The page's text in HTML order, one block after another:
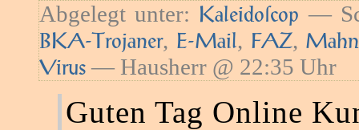
Abgelegt unter: Kaleidoſcop —
BKA-Trojaner, E-Mail, FAZ,
Virus — Hausherr @ 22:35 Uhr
Guten Tag Online